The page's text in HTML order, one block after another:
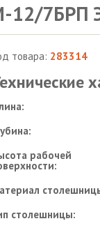
12/7БРП
товара: 283314
рабочей
столешницы: